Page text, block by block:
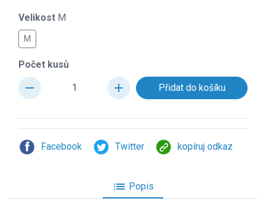
Velikost M
M
Počet kusů
remove add
Facebook Twitter kopíruj odkaz
list Popis